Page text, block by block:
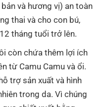
và hương vị) an toàn
thai và cho con bú,
tháng tuổi trở lên.
còn chứa thêm lợi ích
từ Camu Camu và ổi.
trợ sản xuất và hình
trong da. Vì chúng